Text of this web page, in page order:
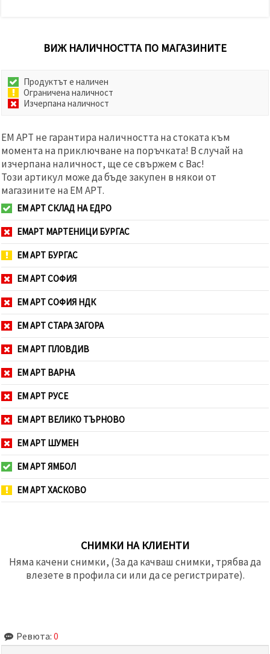
ВИЖ НАЛИЧНОСТТА ПО МАГАЗИНИТЕ
Продуктът е наличен
Ограничена наличност
Изчерпана наличност
ЕМ АРТ не гарантира наличността на стоката към
момента на приключване на поръчката! В случай на
изчерпана наличност, ще се свържем с Вас!
Този артикул може да бъде закупен в някои от
магазините на ЕМ АРТ.
ЕМ АРТ СКЛАД НА ЕДРО
ЕМАРТ МАРТЕНИЦИ БУРГАС
ЕМ АРТ БУРГАС
ЕМ АРТ СОФИЯ
ЕМ АРТ СОФИЯ НДК
ЕМ АРТ СТАРА ЗАГОРА
ЕМ АРТ ПЛОВДИВ
ЕМ АРТ ВАРНА
ЕМ АРТ РУСЕ
ЕМ АРТ ВЕЛИКО ТЪРНОВО
ЕМ АРТ ШУМЕН
ЕМ АРТ ЯМБОЛ
ЕМ АРТ ХАСКОВО
СНИМКИ НА КЛИЕНТИ
Няма качени снимки, (За да качваш снимки, трябва да
влезете в профила си или да се регистрирате).
Ревюта: 0